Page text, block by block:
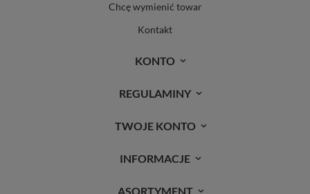
Chcę wymienić towar
Kontakt
KONTO
REGULAMINY
TWOJE KONTO
INFORMACJE
ASORTYMENT